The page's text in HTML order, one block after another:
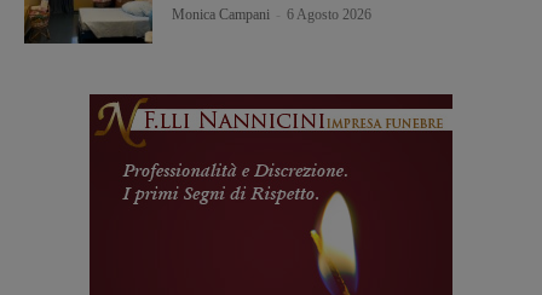
Monica Campani 6 Agosto 2026